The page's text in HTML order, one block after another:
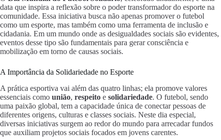
data que inspira a reflexão sobre o poder transformador do esporte na
comunidade. Essa iniciativa busca não apenas promover o futebol
como um esporte, mas também como uma ferramenta de inclusão e
cidadania. Em um mundo onde as desigualdades sociais são evidentes,
eventos desse tipo são fundamentais para gerar consciência e
mobilização em torno de causas sociais.
A Importância da Solidariedade no Esporte
A prática esportiva vai além das quatro linhas; ela promove valores
essenciais como união, respeito e solidariedade. O futebol, sendo
uma paixão global, tem a capacidade única de conectar pessoas de
diferentes origens, culturas e classes sociais. Neste dia especial,
diversas iniciativas surgem ao redor do mundo para arrecadar fundos
que auxiliam projetos sociais focados em jovens carentes.